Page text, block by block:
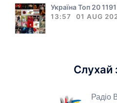
Україна Топ 20
13:57 01 AUG
Слухай
Радіо